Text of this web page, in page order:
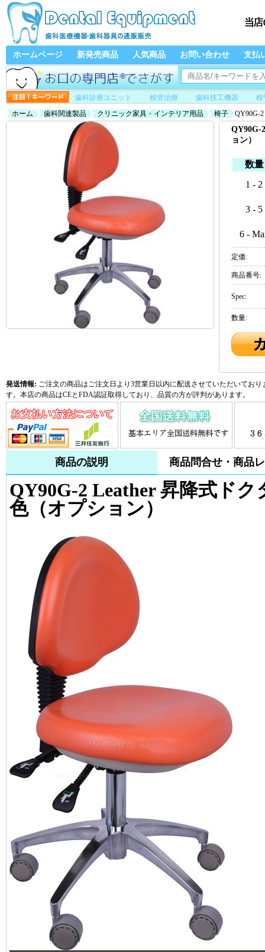
ホームページ 新発売商品 人気商品 お問い合わせ 支払
歯科診療ユニット 根管治療 歯科技工機器
根
ホーム
歯科関連製品 クリニック家具・インテリア用品 椅子 QY90G-
QY90G-
ョン）
数量
1 - 2
3 - 5
6 -
定価:
商品番号:
Spec:
数量:
発送情報: ご注文の商品はご注文日より3営業日以内に配送させていただいてお
す。本店の商品はCEとFDA認証取得しており、品質の方が評判があります。
商品の説明 商品問合せ・商品
QY90G-2 Leather 昇降式ド
色（オプション）